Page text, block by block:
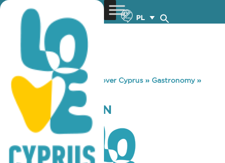
PL
You are here: Home »Discover Cyprus » Gastronomy»
OMODOS TAVERN
OMODOS TAVERN